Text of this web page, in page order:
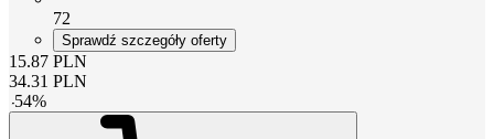
72
Sprawdź szczegóły oferty
15.87 PLN
34.31 PLN
-54%